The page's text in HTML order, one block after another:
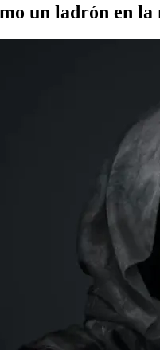
un ladrón en la